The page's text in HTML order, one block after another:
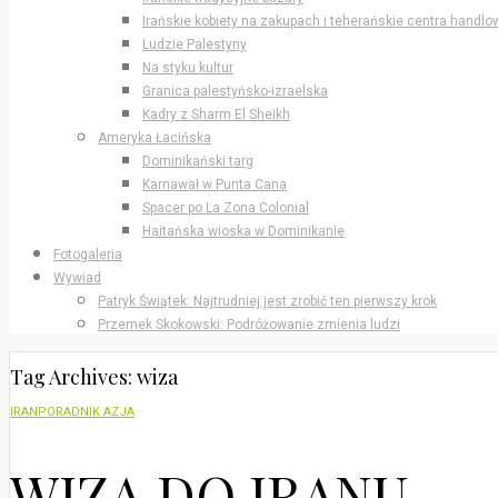
Irańskie kobiety na zakupach i teherańskie centra
Ludzie Palestyny
Na styku kultur
Granica palestyńsko-izraelska
Kadry z Sharm El Sheikh
Ameryka Łacińska
Dominikański targ
Karnawał w Punta Cana
Spacer po La Zona Colonial
Haitańska wioska w Dominikanie
Fotogaleria
Wywiad
Patryk Świątek: Najtrudniej jest zrobić ten pierwszy krok
Przemek Skokowski: Podróżowanie zmienia ludzi
Tag Archives: wiza
IRANPORADNIK AZJA